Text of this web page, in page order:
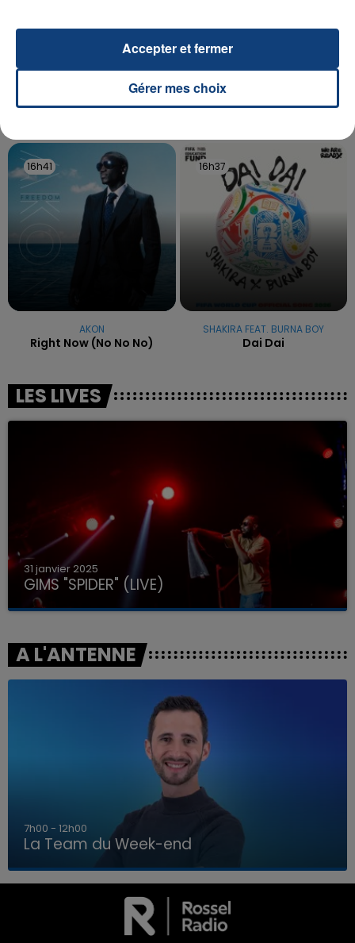
LA TEAM DU WEEK-END
UNE ADOLESCENTE DEVANT SE FAIRE
OPÉRER DE LA CHEVILLE RESSORT DE LA...
La famille a porté plainte contre la clinique qui a
reconnu sa responsabilité et présenté ses
excuses.
16h41
16h41
AKON
Right Now (no No No)
16h37
16h37
SHAKIRA FEAT. BURNA BOY
Dai Dai
LES LIVES
31 janvier 2025
GIMS "SPIDER" (LIVE)
A L'ANTENNE
16h00 - 20h00
La Team du Week-end
Gérer mes choix
Accepter et fermer